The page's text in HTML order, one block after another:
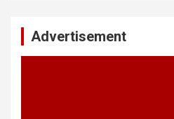
Advertisement